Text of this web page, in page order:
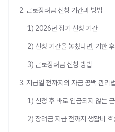
2. 근로장려금 신청 기간과 방법
1) 2026년 정기 신청 기간
2) 신청 기간을 놓쳤다면, 기한
3) 근로장려금 신청 방법
3. 지급일 전까지의 자금 공백 관리법
1) 신청 후 바로 입금되지 않는
2) 장려금 지급 전까지 생활비